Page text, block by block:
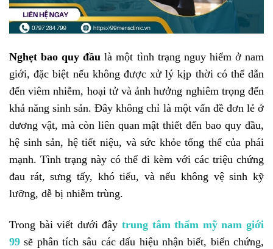
Nghẹt bao quy đầu là một tình trạng nguy hiểm ở nam
giới, đặc biệt nếu không được xử lý kịp thời có thể dẫn
đến viêm nhiễm, hoại tử và ảnh hưởng nghiêm trọng đến
khả năng sinh sản. Đây không chỉ là một vấn đề đơn lẻ ở
dương vật, mà còn liên quan mật thiết đến bao quy đầu,
hệ sinh sản, hệ tiết niệu, và sức khỏe tổng thể của phái
mạnh. Tình trạng này có thể đi kèm với các triệu chứng
đau rát, sưng tấy, khó tiểu, và nếu không vệ sinh kỹ
lưỡng, dễ bị nhiễm trùng.
Trong bài viết dưới đây trung tâm thẩm mỹ nam giới
99 sẽ phân tích sâu các dấu hiệu nhận biết, biến chứng,